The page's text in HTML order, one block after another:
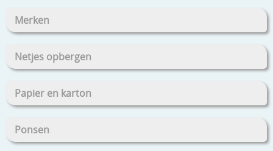
Merken
Netjes opbergen
Papier en karton
Ponsen